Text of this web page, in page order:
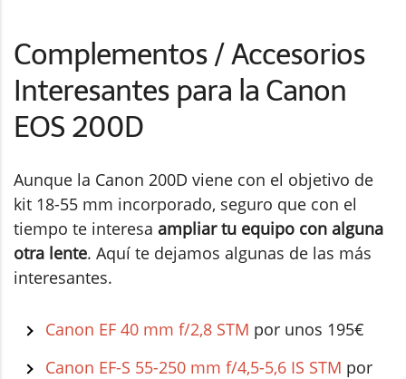
Complementos / Accesorios
Interesantes para la Canon
EOS 200D
Aunque la Canon 200D viene con el objetivo de
kit 18-55 mm incorporado, seguro que con el
tiempo te interesa ampliar tu equipo con alguna
otra lente. Aquí te dejamos algunas de las más
interesantes.
Canon EF 40 mm f/2,8 STM por unos 195€
Canon EF-S 55-250 mm f/4,5-5,6 IS STM por